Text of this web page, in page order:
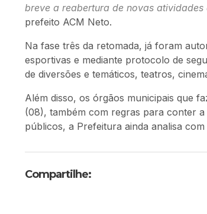
breve a reabertura de novas
prefeito ACM Neto.
Na fase três da retomada, já foram
esportivas e mediante protocolo de
de diversões e temáticos, teatros,
Além disso, os órgãos municipais que
(08), também com regras para conter a
públicos, a Prefeitura ainda analisa
Compartilhe: